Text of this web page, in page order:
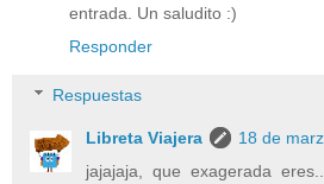
entrada. Un saludito :)
Responder
Respuestas
Libreta Viajera
18 de
jajajaja, que exagerada